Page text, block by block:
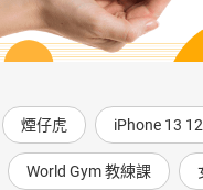
煙仔虎 iPhone 13
World Gym 教練課